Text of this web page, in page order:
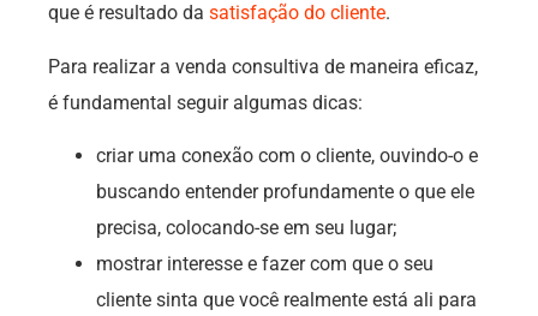
que é resultado da satisfação do cliente.
Para realizar a venda consultiva de maneira eficaz,
é fundamental seguir algumas dicas:
criar uma conexão com o cliente, ouvindo-o e
buscando entender profundamente o que ele
precisa, colocando-se em seu lugar;
mostrar interesse e fazer com que o seu
cliente sinta que você realmente está ali para